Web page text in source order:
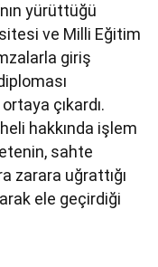
yürüttüğü
ve Milli Eğitim
giriş
çıkardı.
hakkında işlem
sahte
zarara uğrattığı
ele geçirdiği